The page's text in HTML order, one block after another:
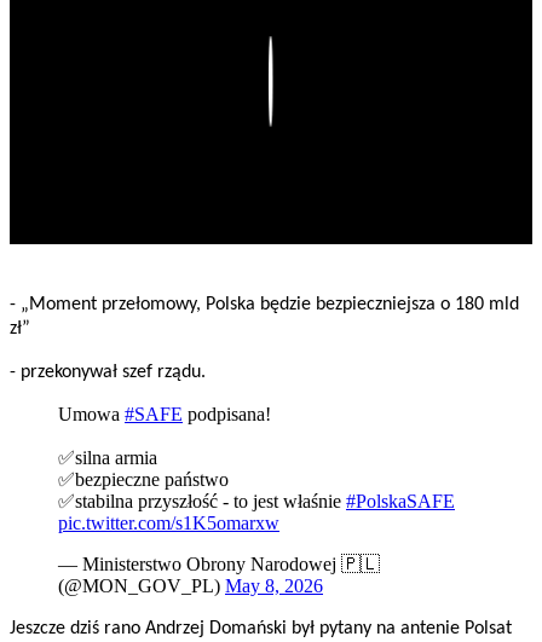
- „Moment przełomowy, Polska będzie bezpieczniejsza o 180 mld
zł”
- przekonywał szef rządu.
Umowa #SAFE podpisana!
✅silna armia
✅bezpieczne państwo
✅stabilna przyszłość - to jest właśnie #PolskaSAFE
pic.twitter.com/s1K5omarxw
— Ministerstwo Obrony Narodowej 🇵🇱
(@MON_GOV_PL) May 8, 2026
Jeszcze dziś rano Andrzej Domański był pytany na antenie Polsat